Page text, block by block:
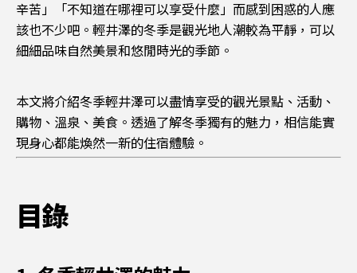
辛苦」「不知道在哪裡可以享受什麼」而感到困惑的人應
該也不少吧。輕井澤的冬季是觀光地人潮較為平靜，可以
細細品味自然美景和悠閒時光的季節。
本文將介紹冬季輕井澤可以盡情享受的觀光景點、活動、
購物、溫泉、美食。透過了解冬季獨有的魅力，相信能實
現身心都能煥然一新的住宿體驗。
目錄